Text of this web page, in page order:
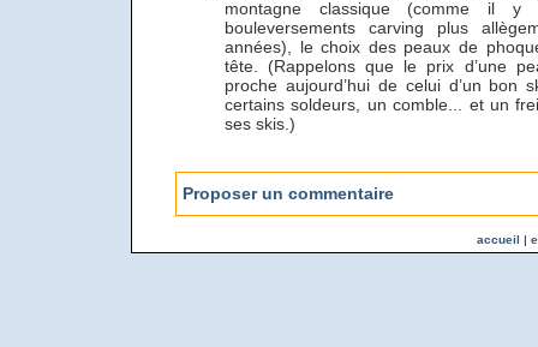
montagne classique (comme il
bouleversements carving plus
années), le choix des peaux de
tête. (Rappelons que le prix d’une
proche aujourd’hui de celui d’un bon
certains soldeurs, un comble... et un
ses skis.)
Proposer un commentaire
accueil